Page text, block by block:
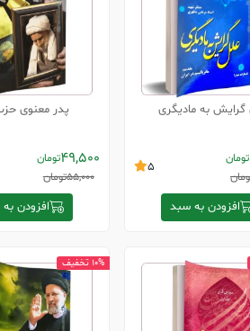
گرایش به مادیگری
تومان
5
افزودن به سبد
پدر معنوی
49,500تومان
55,000تومان
افزودن
10% تخفیف